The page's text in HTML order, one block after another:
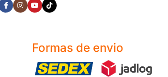
Formas de envio